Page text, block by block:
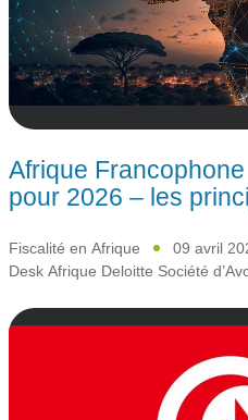
Afrique
pour 2026 – les
Fiscalité en Afrique
09 avril
Desk Afrique Deloitte Société